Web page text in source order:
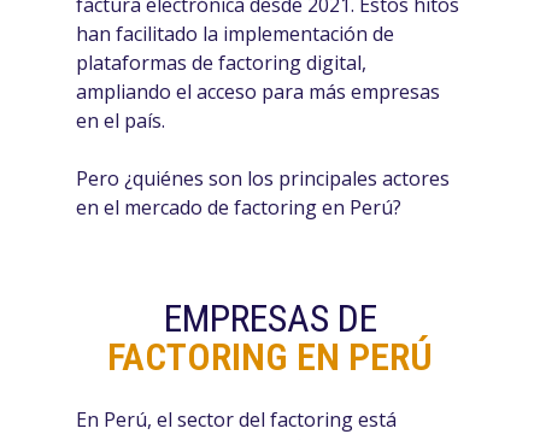
han facilitado la implementación de
plataformas de factoring digital,
ampliando el acceso para más empresas
en el país.
Pero ¿quiénes son los principales actores
en el mercado de factoring en Perú?
EMPRESAS DE
FACTORING EN PERÚ
En Perú, el sector del factoring está